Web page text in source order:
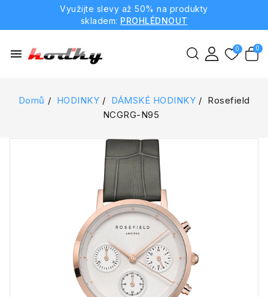
Využijte slevy až 50% na produkty
skladem: PROHLÉDNOUT
menu
Domů HODINKY DÁMSKÉ HODINKY
Rosefield
NCGRG-N95